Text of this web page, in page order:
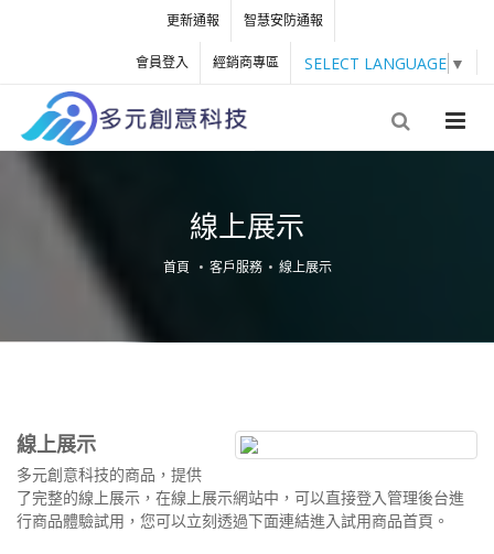
更新通報 智慧安防通報
會員登入 經銷商專區 SELECT LANGUAGE ▼
線上展示
首頁 客戶服務 線上展示
線上展示
多元創意科技的商品，提供
了完整的線上展示，在線上展示網站中，可以直接登入管理後台進
行商品體驗試用，您可以立刻透過下面連結進入試用商品首頁。